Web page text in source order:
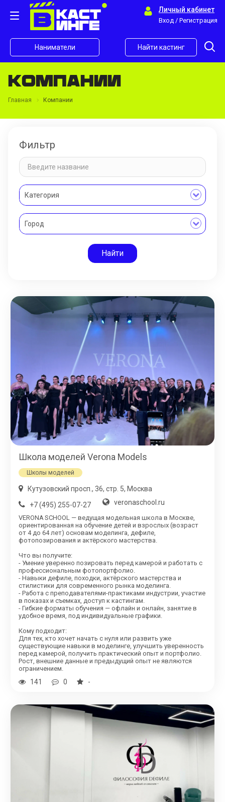
Личный кабинет
Вход / Регистрация
Наниматели Найти кастинг
Компании
Главная Компании
Фильтр
Найти
Школа моделей Verona Models
Школы моделей
Кутузовский просп., 36, стр. 5, Москва
+7 (495) 255-07-27
veronaschool.ru
VERONA SCHOOL — ведущая модельная школа в Москве,
ориентированная на обучение детей и взрослых (возраст
от 4 до 64 лет) основам моделинга, дефиле,
фотопозирования и актёрского мастерства.
Что вы получите:
- Умение уверенно позировать перед камерой и работать с
профессиональным фотопортфолио.
- Навыки дефиле, походки, актёрского мастерства и
стилистики для современного рынка моделинга.
- Работа с преподавателями-практиками индустрии, участие
в показах и съемках, доступ к кастингам.
- Гибкие форматы обучения — офлайн и онлайн, занятие в
удобное время, под индивидуальные графики.
Кому подходит:
Для тех, кто хочет начать с нуля или развить уже
существующие навыки в моделинге, улучшить уверенность
перед камерой, получить практический опыт и портфолио.
Рост, внешние данные и предыдущий опыт не являются
ограничением.
141 0 -